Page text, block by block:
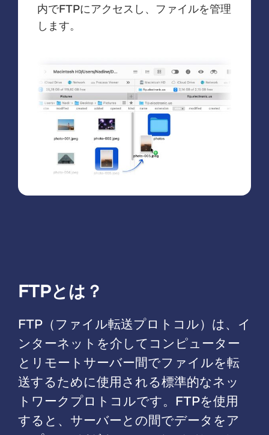
内でFTPにアクセスし、ファイルを管理
します。
FTPとは？
FTP（ファイル転送プロトコル）は、イ
ンターネットを介してコンピューター
とリモートサーバー間でファイルを転
送するために使用される標準的なネッ
トワークプロトコルです。FTPを使用
すると、サーバーとの間でデータをア